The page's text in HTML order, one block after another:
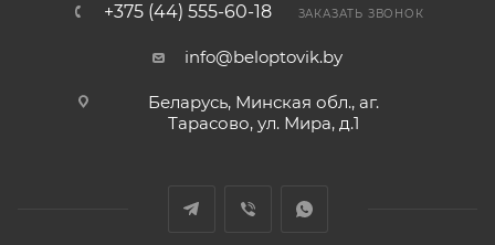
+375 (44) 555-60-18 ЗАКАЗАТЬ ЗВОНОК
info@beloptovik.by
Беларусь, Минская обл., аг.
Тарасово, ул. Мира, д.1